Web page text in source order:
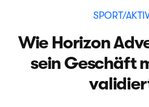
SPORT/
Wie Horizon
sein Geschäft